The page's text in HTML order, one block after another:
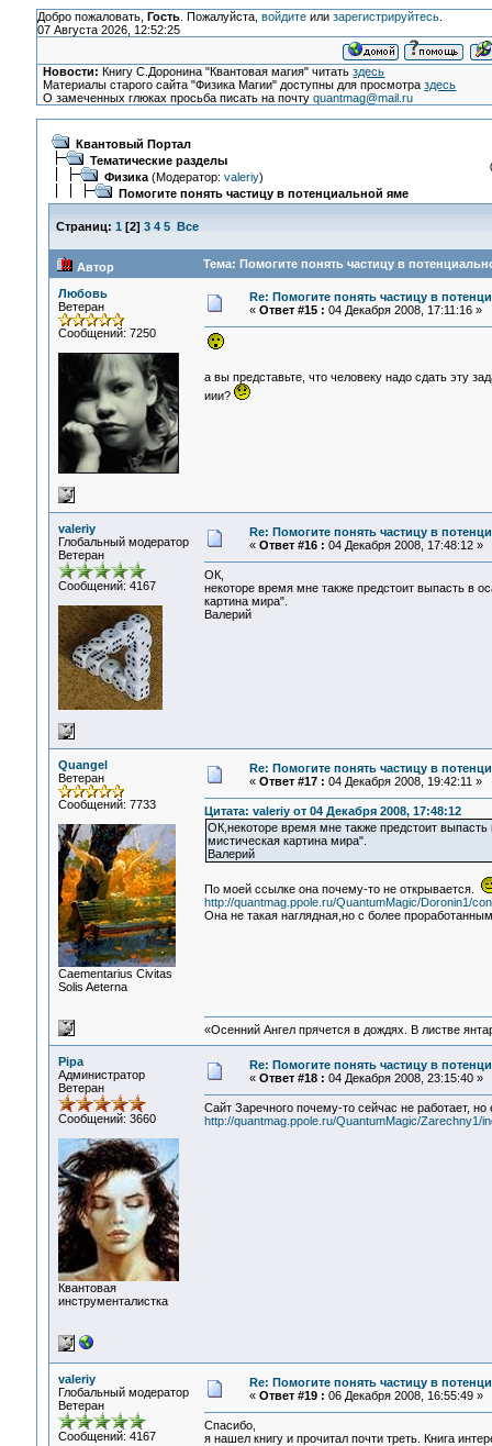
Добро пожаловать, Гость. Пожалуйста, войдитеили зарегистрируйтесь.
07 Августа 2026, 12:52:25
Новости: Книгу С.Доронина "Квантовая магия" читатьздесь
Материалы старого сайта "Физика Магии" доступны для просмотраздесь
О замеченных глюках просьба писать на почтуquantmag@mail.ru
Квантовый Портал
Тематические разделы
Физика(Модератор: valeriy)
Помогите понять частицу в потенциальной яме
Страниц: 1 [2] 3 4 5 Все
Автор Тема: Помогите понять частицу в
Любовь
Ветеран
Сообщений: 7250
Re: Помогите понять частицу в
« Ответ #15 : 04 Декабря 2008, 17:11:16 »
а вы представьте, что человеку надо сдать эту
иии?
valeriy
Глобальный модератор
Ветеран
Сообщений: 4167
Re: Помогите понять частицу в
« Ответ #16 : 04 Декабря 2008, 17:48:12 »
ОК,
некоторе время мне также предстоит выпасть в
картина мира".
Валерий
Quangel
Ветеран
Сообщений: 7733
Сaementarius Civitas
Solis Aeterna
Re: Помогите понять частицу в
« Ответ #17 : 04 Декабря 2008, 19:42:11 »
Цитата: valeriy от 04 Декабря 2008, 17:48:12
ОК,некоторе время мне также предстоит выпасть
мистическая картина мира".
Валерий
По моей ссылке она почему-то не открывается.
http://quantmag.ppole.ru/QuantumMagic/Doronin1/
Она не такая наглядная,но с более
«Осенний Ангел прячется в дождях. В листве
Pipa
Администратор
Ветеран
Сообщений: 3660
Квантовая
инструменталистка
Re: Помогите понять частицу в
« Ответ #18 : 04 Декабря 2008, 23:15:40 »
Сайт Заречного почему-то сейчас не работает,
http://quantmag.ppole.ru/QuantumMagic/Zarechny1/
valeriy
Глобальный модератор
Ветеран
Сообщений: 4167
Re: Помогите понять частицу в
« Ответ #19 : 06 Декабря 2008, 16:55:49 »
Спасибо,
я нашел книгу и прочитал почти треть. Книга